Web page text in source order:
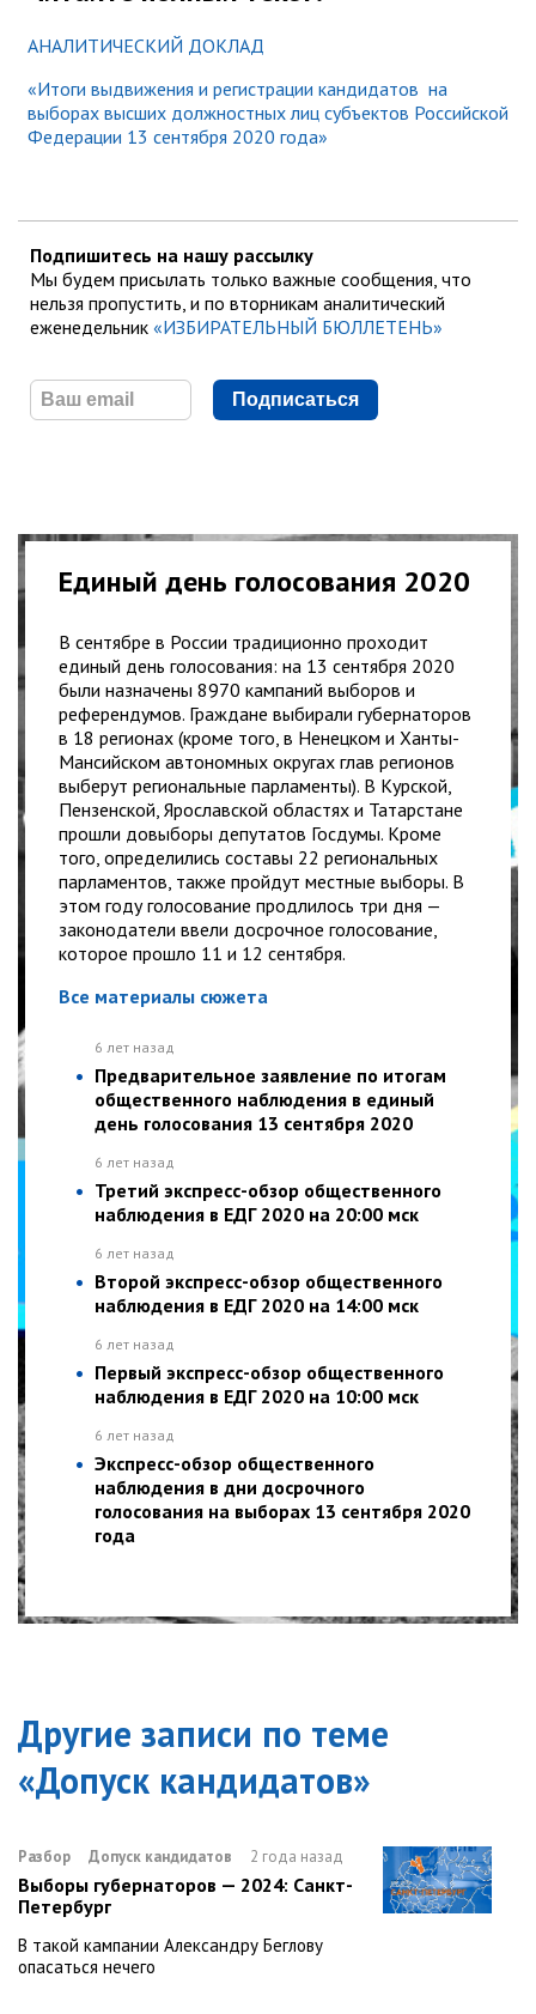
АНАЛИТИЧЕСКИЙ ДОКЛАД
«Итоги выдвижения и регистрации кандидатов на
выборах высших должностных лиц субъектов Российской
Федерации 13 сентября 2020 года»
Подпишитесь на нашу рассылку
Мы будем присылать только важные сообщения, что
нельзя пропустить, и по вторникам аналитический
еженедельник «ИЗБИРАТЕЛЬНЫЙ БЮЛЛЕТЕНЬ»
Подписаться
Единый день голосования 2020
В сентябре в России традиционно проходит
единый день голосования: на 13 сентября 2020
были назначены 8970 кампаний выборов и
референдумов. Граждане выбирали губернаторов
в 18 регионах (кроме того, в Ненецком и Ханты-
Мансийском автономных округах глав регионов
выберут региональные парламенты). В Курской,
Пензенской, Ярославской областях и Татарстане
прошли довыборы депутатов Госдумы. Кроме
того, определились составы 22 региональных
парламентов, также пройдут местные выборы. В
этом году голосование продлилось три дня —
законодатели ввели досрочное голосование,
которое прошло 11 и 12 сентября.
Все материалы сюжета
6 лет назад
Предварительное заявление по итогам
общественного наблюдения в единый
день голосования 13 сентября 2020
6 лет назад
Третий экспресс-обзор общественного
наблюдения в ЕДГ 2020 на 20:00 мск
6 лет назад
Второй экспресс-обзор общественного
наблюдения в ЕДГ 2020 на 14:00 мск
6 лет назад
Первый экспресс-обзор общественного
наблюдения в ЕДГ 2020 на 10:00 мск
6 лет назад
Экспресс-обзор общественного
наблюдения в дни досрочного
голосования на выборах 13 сентября 2020
года
Другие записи по теме
«Допуск кандидатов»
Разбор Допуск кандидатов 2 года назад
Выборы губернаторов — 2024: Санкт-
Петербург
В такой кампании Александру Беглову
опасаться нечего